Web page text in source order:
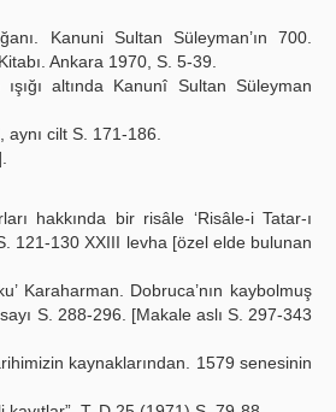
Kanuni Sultan Süleyman’ın 700.
Ankara 1970, S. 5-39.
altında Kanunî Sultan Süleyman
cilt S. 171-186.
hakkında bir risâle ‘Risâle-i Tatar-ı
121-130 XXIII levha [özel elde bulunan
Karaharman. Dobruca’nın kaybolmuş
S. 288-296. [Makale aslı S. 297-343
kaynaklarından. 1579 senesinin